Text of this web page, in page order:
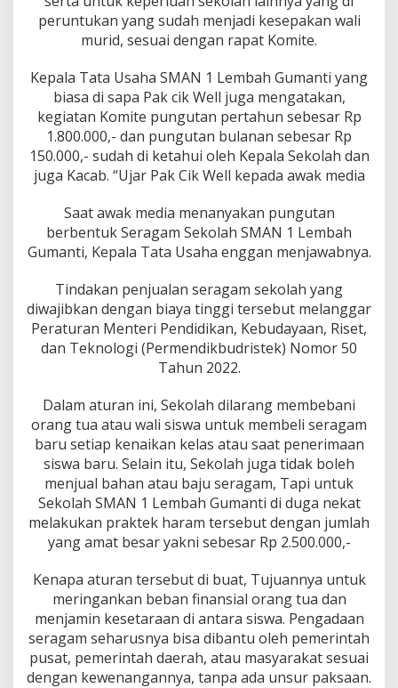
peruntukan yang sudah menjadi kesepakan wali
murid, sesuai dengan rapat Komite.
Kepala Tata Usaha SMAN 1 Lembah Gumanti yang
biasa di sapa Pak cik Well juga mengatakan,
kegiatan Komite pungutan pertahun sebesar Rp
1.800.000,- dan pungutan bulanan sebesar Rp
150.000,- sudah di ketahui oleh Kepala Sekolah dan
juga Kacab. “Ujar Pak Cik Well kepada awak media
Saat awak media menanyakan pungutan
berbentuk Seragam Sekolah SMAN 1 Lembah
Gumanti, Kepala Tata Usaha enggan menjawabnya.
Tindakan penjualan seragam sekolah yang
diwajibkan dengan biaya tinggi tersebut melanggar
Peraturan Menteri Pendidikan, Kebudayaan, Riset,
dan Teknologi (Permendikbudristek) Nomor 50
Tahun 2022.
Dalam aturan ini, Sekolah dilarang membebani
orang tua atau wali siswa untuk membeli seragam
baru setiap kenaikan kelas atau saat penerimaan
siswa baru. Selain itu, Sekolah juga tidak boleh
menjual bahan atau baju seragam, Tapi untuk
Sekolah SMAN 1 Lembah Gumanti di duga nekat
melakukan praktek haram tersebut dengan jumlah
yang amat besar yakni sebesar Rp 2.500.000,-
Kenapa aturan tersebut di buat, Tujuannya untuk
meringankan beban finansial orang tua dan
menjamin kesetaraan di antara siswa. Pengadaan
seragam seharusnya bisa dibantu oleh pemerintah
pusat, pemerintah daerah, atau masyarakat sesuai
dengan kewenangannya, tanpa ada unsur paksaan.